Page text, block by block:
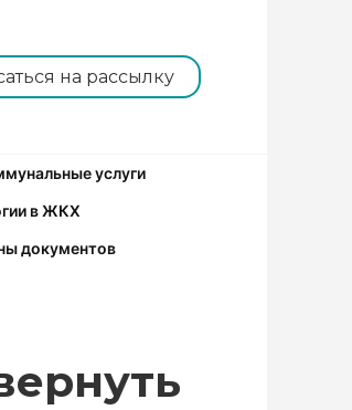
на рассылку
услуги
в ЖКХ
документов